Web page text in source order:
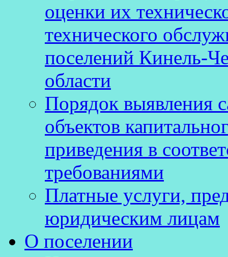
оценки их
технического
поселений Кинель-
области
Порядок выявления
объектов
приведения в
требованиями
Платные услуги,
юридическим лицам
О поселении